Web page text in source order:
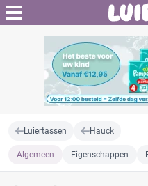
Luiertassen Hauck
Algemeen Eigenschappen